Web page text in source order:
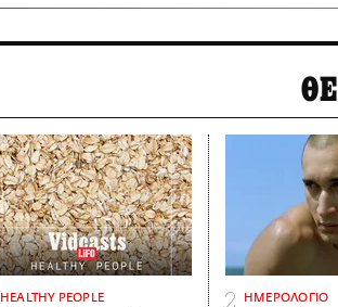
HEALTHY PEOPLE ΗΜΕΡΟΛΟΓΙΟ